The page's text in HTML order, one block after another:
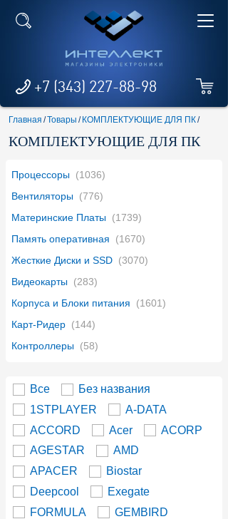
+7 (343) 227-88-98
Главная /Товары / КОМПЛЕКТУЮЩИЕ ДЛЯ ПК/
КОМПЛЕКТУЮЩИЕ ДЛЯ ПК
Процессоры (1036)
Вентиляторы (776)
Материнские Платы (1739)
Память оперативная
(1670)
Жесткие Диски и SSD (3070)
Видеокарты (283)
Корпуса и Блоки питания
(1601)
Карт-Ридер (144)
Контроллеры (58)
Все
Без названия
1STPLAYER
A-DATA
ACCORD
Acer
ACORP
AGESTAR
AMD
APACER
Biostar
Deepcool
Exegate
FORMULA
GEMBIRD